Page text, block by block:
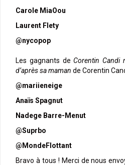
Carole MiaOou
Laurent Flety
@nycopop
Les gagnants deCorentin Candi
d’après sa maman de Corentin
@mariieneige
Anaïs Spagnut
Nadege Barre-Menut
@Suprbo
@MondeFlottant
Bravo à tous ! Merci de nous